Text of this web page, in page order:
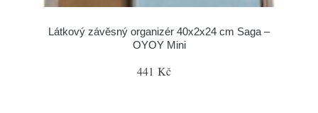
Látkový závěsný organizér 40x2x24 cm Saga –
OYOY Mini
441 Kč